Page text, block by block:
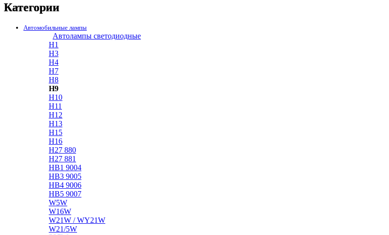
Категории
Автомобильные лампы
Автолампы светодиодные
H1
H3
H4
H7
H8
H9
H10
H11
H12
H13
H15
H16
H27 880
H27 881
HB1 9004
HB3 9005
HB4 9006
HB5 9007
W5W
W16W
W21W / WY21W
W21/5W